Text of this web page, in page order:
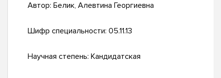
Автор: Белик, Алевтина Георгиевна
Шифр специальности: 05.11.13
Научная степень: Кандидатская